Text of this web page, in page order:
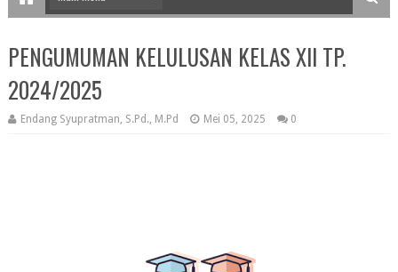
PENGUMUMAN KELULUSAN KELAS XII TP.
2024/2025
Endang Syupratman, S.Pd., M.Pd Mei 05, 2025 0